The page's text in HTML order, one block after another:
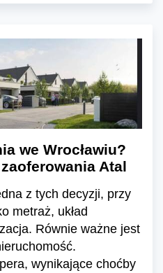
we Wrocławiu?
Atal
z tych decyzji, przy
metraż, układ
Równie ważne jest
wynikające choćby